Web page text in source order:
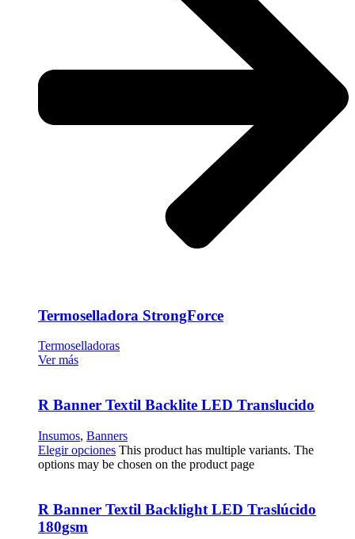
Termoselladora StrongForce
Termoselladoras
Ver más
R Banner Textil Backlite LED Translucido
Insumos, Banners
Elegir opciones This product has multiple variants. The
options may be chosen on the product page
R Banner Textil Backlight LED Traslúcido
180gsm